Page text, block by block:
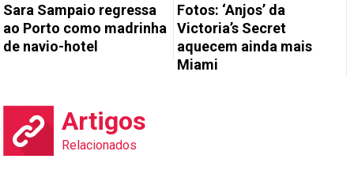
Sara Sampaio regressa
ao Porto como madrinha
de navio-hotel
Fotos: ‘Anjos’ da
Victoria’s Secret
aquecem ainda mais
Miami
Artigos
Relacionados